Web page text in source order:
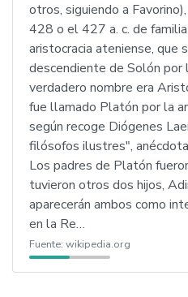
otros, siguiendo a
428 o el 427 a. c. de
aristocracia ateniense, que
descendiente de Solón por
verdadero nombre era
fue llamado Platón por la
según recoge Diógenes
filósofos ilustres",
Los padres de Platón
tuvieron otros dos hijos,
aparecerán ambos como
en la Re…
Fuente: wikipedia.org